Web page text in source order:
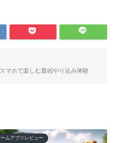
マホで楽しむ最凶やり込み体験
ムアプリレビュー